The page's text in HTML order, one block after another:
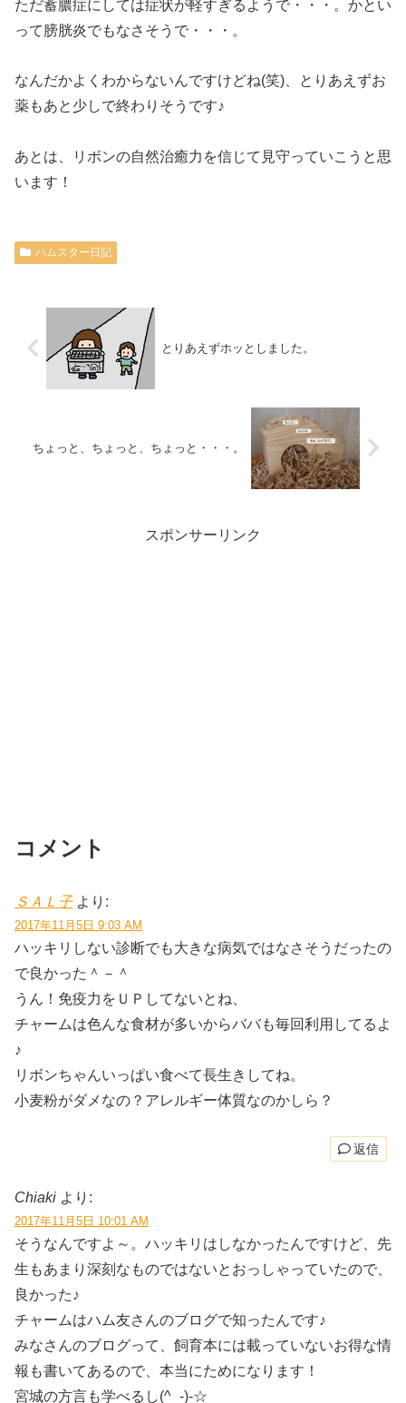
ただ蓄膿症にしては症状が軽すぎるようで・・・。かとい
って膀胱炎でもなさそうで・・・。
なんだかよくわからないんですけどね(笑)、とりあえずお
薬もあと少しで終わりそうです♪
あとは、リボンの自然治癒力を信じて見守っていこうと思
います！
ハムスター日記
とりあえずホッとしました。
ちょっと、ちょっと、ちょっと・・・。
スポンサーリンク
コメント
ＳＡＬ子 より:
2017年11月5日 9:03 AM
ハッキリしない診断でも大きな病気ではなさそうだったの
で良かった＾－＾
うん！免疫力をＵＰしてないとね、
チャームは色んな食材が多いからババも毎回利用してるよ
♪
リボンちゃんいっぱい食べて長生きしてね。
小麦粉がダメなの？アレルギー体質なのかしら？
返信
Chiaki より:
2017年11月5日 10:01 AM
そうなんですよ～。ハッキリはしなかったんですけど、先
生もあまり深刻なものではないとおっしゃっていたので、
良かった♪
チャームはハム友さんのブログで知ったんです♪
みなさんのブログって、飼育本には載っていないお得な情
報も書いてあるので、本当にためになります！
宮城の方言も学べるし(^_-)-☆